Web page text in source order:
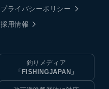
プライバシーポリシー
採用情報
釣りメディア
「FISHINGJAPAN」